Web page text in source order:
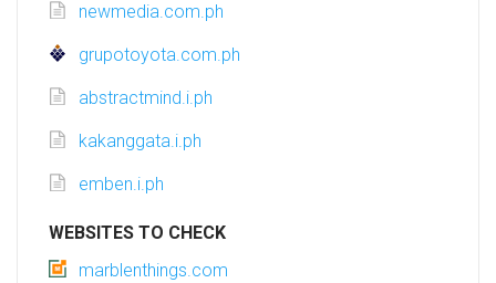
newmedia.com.ph
grupotoyota.com.ph
abstractmind.i.ph
kakanggata.i.ph
emben.i.ph
WEBSITES TO CHECK
marblenthings.com